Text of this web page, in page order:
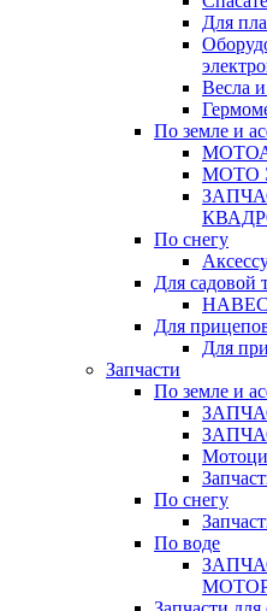
Для
Весла
По земле и
МОТО
По снегу
Для садовой
Для
Для
Запчасти
По земле и
По снегу
По воде